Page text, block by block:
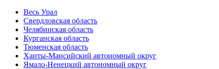
Весь Урал
Свердловская область
Челябинская область
Курганская область
Тюменская область
Ханты-Мансийский автономный округ
Ямало-Ненецкий автономный округ